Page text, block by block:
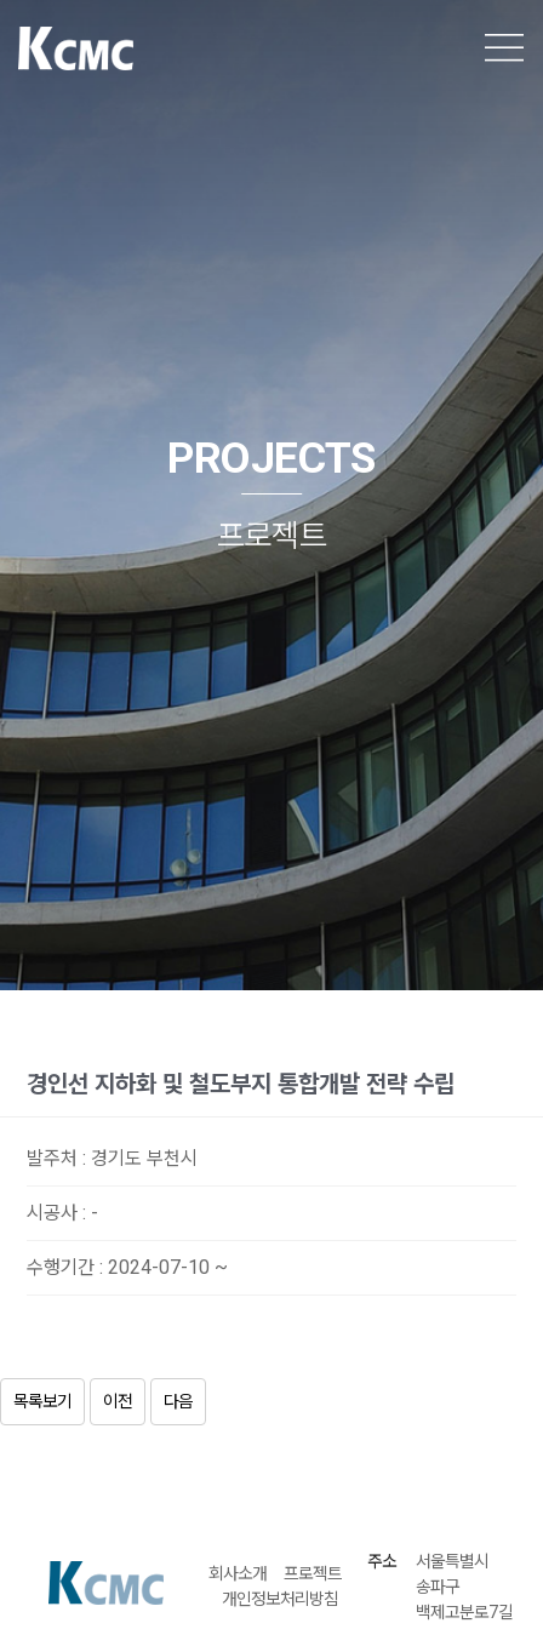
케이씨엠씨
건설 엔지니어링
PROJECTS
프로젝트
경인선 지하화 및 철도부지 통합개발 전략 수립
발주처 : 경기도 부천시
시공사 : -
수행기간 : 2024-07-10 ~
목록보기 이전 다음
주소
서울특별시
송파구
백제고분로7길
회사소개
프로젝트
개인정보처리방침